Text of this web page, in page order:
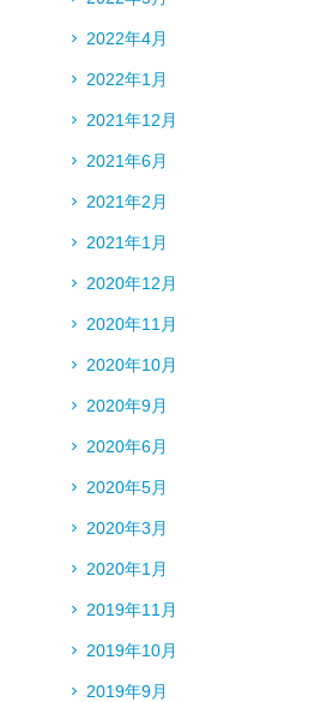
2022年4月
2022年1月
2021年12月
2021年6月
2021年2月
2021年1月
2020年12月
2020年11月
2020年10月
2020年9月
2020年6月
2020年5月
2020年3月
2020年1月
2019年11月
2019年10月
2019年9月